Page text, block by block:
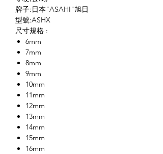
牌子:日本"ASAHI"旭日
型號:ASHX
尺寸規格 :
6mm
7mm
8mm
9mm
10mm
11mm
12mm
13mm
14mm
15mm
16mm